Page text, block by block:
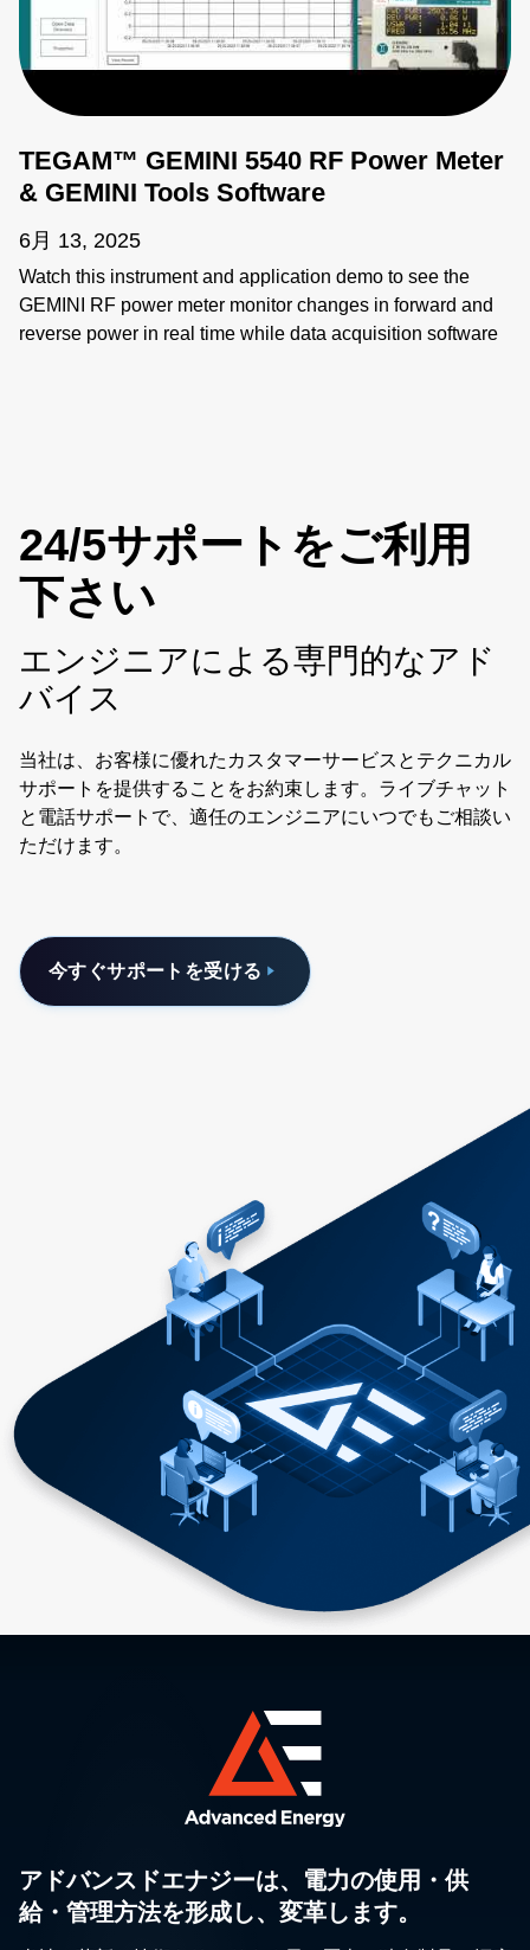
TEGAM™ GEMINI 5540 RF Power Meter
& GEMINI Tools Software
6月 13, 2025
Watch this instrument and application demo to see the
GEMINI RF power meter monitor changes in forward and
reverse power in real time while data acquisition software
easy-to-use interface to visualize and collect measurement
data from our 5500 series RF power meters.
24/5サポートをご利用
下さい
エンジニアによる専門的なアド
バイス
当社は、お客様に優れたカスタマーサービスとテクニカル
サポートを提供することをお約束します。ライブチャット
と電話サポートで、適任のエンジニアにいつでもご相談い
ただけます。
今すぐサポートを受ける
アドバンスドエナジーは、電力の使用・供
給・管理方法を形成し、変革します。